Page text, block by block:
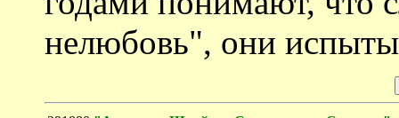
нелюбовь", они